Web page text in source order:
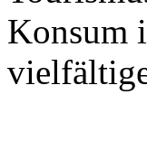
Konsum